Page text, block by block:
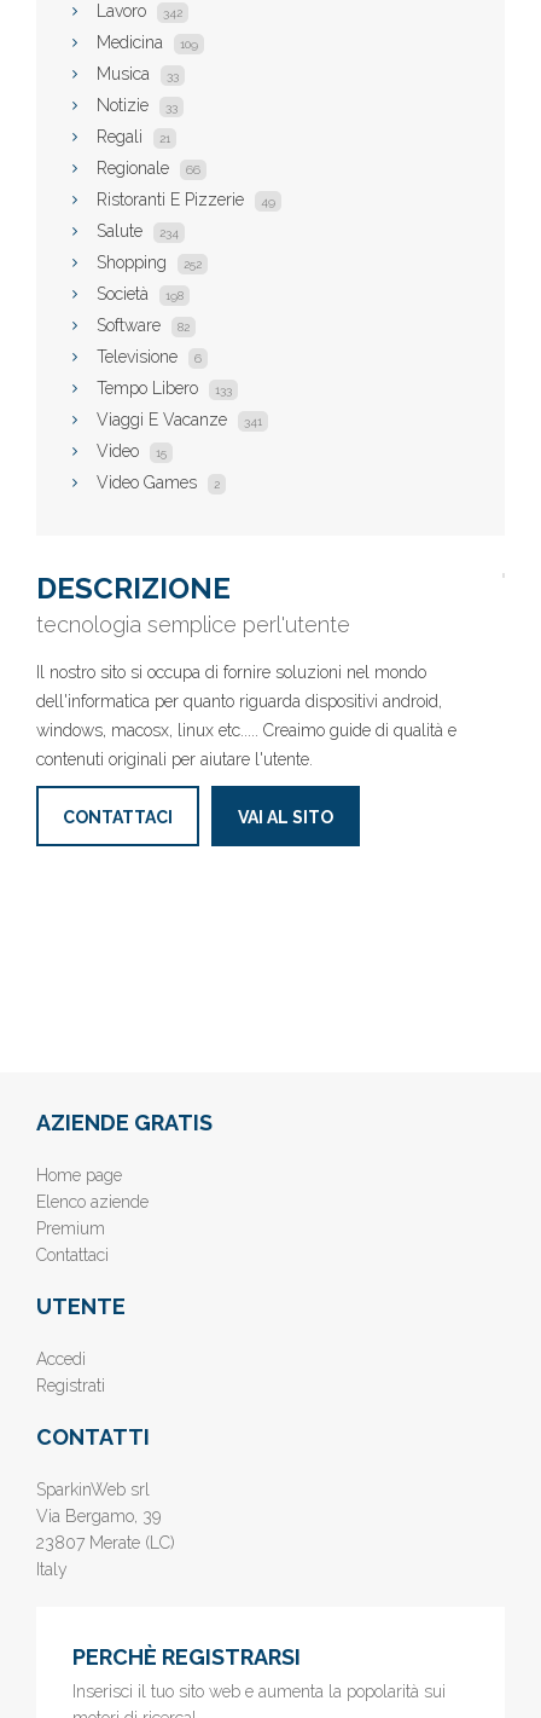
Lavoro 342
Medicina 109
Musica 33
Notizie 33
Regali 21
Regionale 66
Ristoranti E Pizzerie 49
Salute 234
Shopping 252
Società 198
Software 82
Televisione 6
Tempo Libero 133
Viaggi E Vacanze 341
Video 15
Video Games 2
DESCRIZIONE
tecnologia semplice perl'utente
Il nostro sito si occupa di fornire soluzioni nel mondo
dell'informatica per quanto riguarda dispositivi android,
windows, macosx, linux etc..... Creaimo guide di qualità e
contenuti originali per aiutare l'utente.
CONTATTACI VAI AL SITO
AZIENDE GRATIS
Home page
Elenco aziende
Premium
Contattaci
UTENTE
Accedi
Registrati
CONTATTI
SparkinWeb srl
Via Bergamo, 39
23807 Merate (LC)
Italy
PERCHÈ REGISTRARSI
Inserisci il tuo sito web e aumenta la popolarità sui